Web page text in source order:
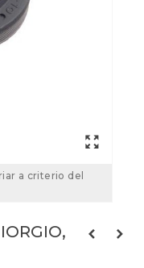
a criterio del